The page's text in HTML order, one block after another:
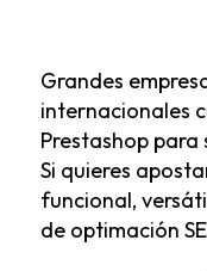
Grandes
internacionales
Prestashop para
Si quieres
funcional,
de optimación